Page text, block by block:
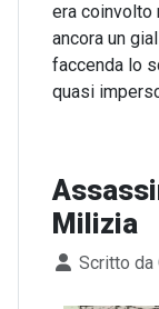
era coinvolto
ancora un
faccenda lo
quasi
Milizia
Dettagli
Scritto da